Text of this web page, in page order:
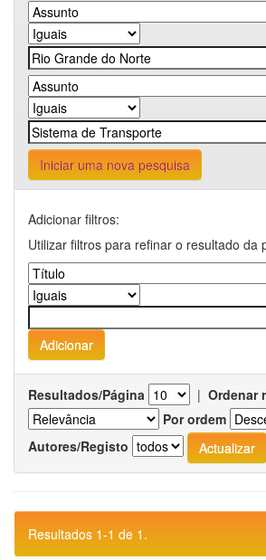
Iniciar uma nova pesquisa
Adicionar filtros:
Utilizar filtros para refinar o resultado da
Resultados/Página | Ordenar
Por ordem
Autores/Registo
Resultados 1-1 de 1.